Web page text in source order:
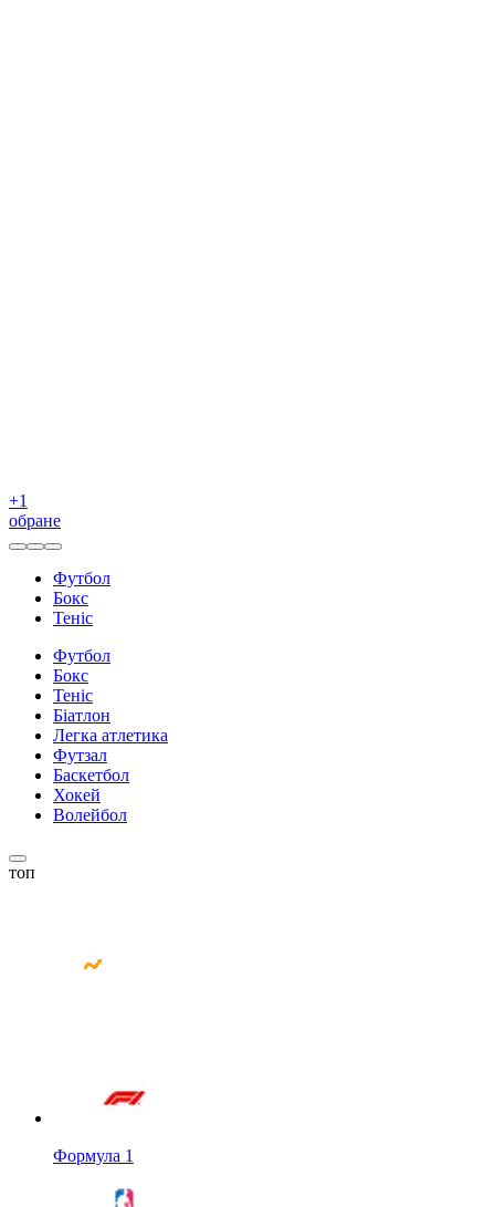
+1
обране
Футбол
Бокс
Теніс
Футбол
Бокс
Теніс
Біатлон
Легка атлетика
Футзал
Баскетбол
Хокей
Волейбол
топ
Формула 1